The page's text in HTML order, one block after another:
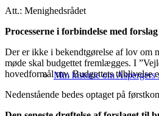
Min historie om Aspergers
Att.: Menighedsrådet
Processerne i forbindelse med
Der er ikke i bekendtgørelse af lov om
møde skal budgettet fremlægges. I
hovedformål mv. Budgettets tilblivelse
Nedenstående bedes optaget på